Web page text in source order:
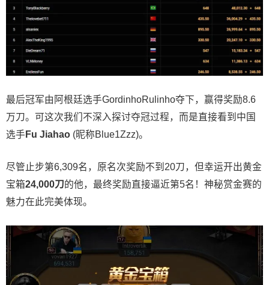
最后冠军由阿根廷选手GordinhoRulinho夺下，赢得奖励8.6
万刀。可这次我们不深入探讨夺冠过程，而是直接看到中国
选手 Fu Jiahao (昵称Blue1Zzz)。
尽管止步第6,309名，原名次奖励不到20刀，但幸运开出黄金
宝箱24,000刀的他，最终奖励直接逼近第5名！神秘赏金赛的
魅力在此完美体现。